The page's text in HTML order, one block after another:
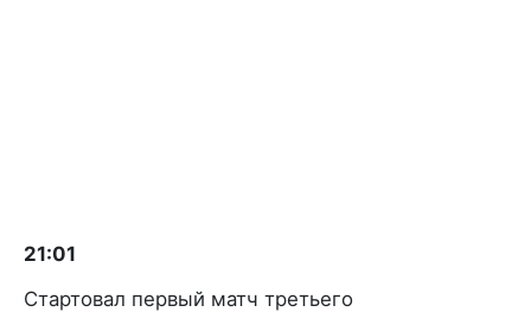
21:01
Стартовал первый матч третьего